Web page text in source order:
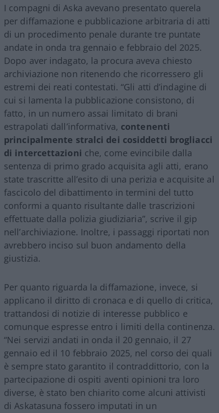
I compagni di Aska avevano presentato querela
per diffamazione e pubblicazione arbitraria di atti
di un procedimento penale durante tre puntate
andate in onda tra gennaio e febbraio del 2025.
Dopo aver indagato, la procura aveva chiesto
archiviazione non ritenendo che ricorressero gli
estremi dei reati contestati. “Gli atti d’indagine di
cui si lamenta la pubblicazione consistono, di
fatto, in un numero assai limitato di brani
estrapolati dall’informativa, contenenti
principalmente stralci dei cosiddetti brogliacci
di intercettazioni che, come evincibile dalla
sentenza di primo grado acquisita agli atti, erano
state trascritte all’esito di una perizia e acquisite al
fascicolo del dibattimento in termini del tutto
conformi a quanto risultante dalle trascrizioni
effettuate dalla polizia giudiziaria”, scrive il gip
nell’archiviazione. Inoltre, i passaggi riportati non
avrebbero inciso sul buon andamento della
giustizia.
Per quanto riguarda la diffamazione, invece, si
applicano il diritto di cronaca e di quello di critica,
trattandosi di notizie di interesse pubblico e
comunque espresse entro i limiti della continenza.
“Nei servizi andati in onda il 20 gennaio, il 27
gennaio ed il 10 febbraio 2025, nel corso dei quali
è sempre stato garantito il contraddittorio, con la
partecipazione di ospiti aventi opinioni tra loro
diverse, è stato ben chiarito come alcuni attivisti
di Askatasuna fossero imputati in un